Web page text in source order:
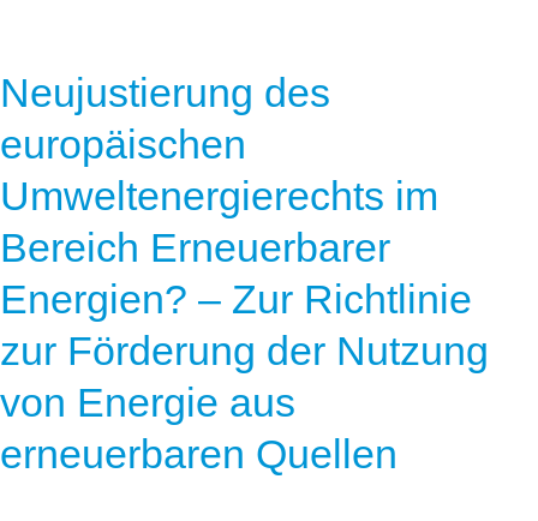
Neujustierung des
europäischen
Umweltenergierechts im
Bereich Erneuerbarer
Energien? – Zur Richtlinie
zur Förderung der Nutzung
von Energie aus
erneuerbaren Quellen